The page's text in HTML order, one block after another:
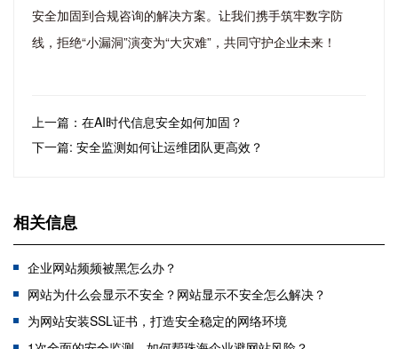
安全加固到合规咨询的解决方案。让我们携手筑牢数字防
线，拒绝“小漏洞”演变为“大灾难”，共同守护企业未来！
上一篇：在AI时代信息安全如何加固？
下一篇: 安全监测如何让运维团队更高效？
相关信息
企业网站频频被黑怎么办？
网站为什么会显示不安全？网站显示不安全怎么解决？
为网站安装SSL证书，打造安全稳定的网络环境